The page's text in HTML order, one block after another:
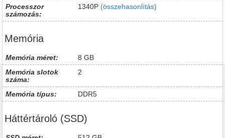
Processzor
számozás:
1340P (összehasonlítás)
Memória
Memória méret:
8 GB
Memória slotok
száma:
2
Memória típus: DDR5
Háttértároló (SSD)